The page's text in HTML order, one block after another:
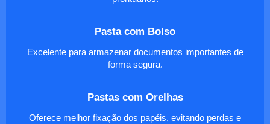
Pasta com Bolso
Excelente para armazenar documentos importantes de
forma segura.
Pastas com Orelhas
Oferece melhor fixação dos papéis, evitando perdas e